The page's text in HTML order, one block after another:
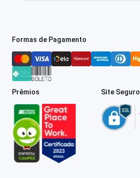
Formas de Pagamento
Prêmios Site Seguro